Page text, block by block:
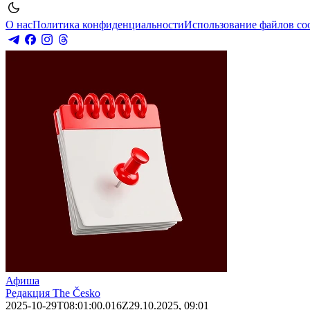
О насПолитика конфиденциальностиИспользование файлов
Афиша
Редакция The Česko
2025-10-29T08:01:00.016Z29.10.2025, 09:01